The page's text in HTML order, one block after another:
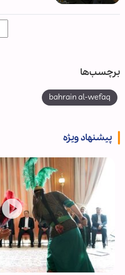
برچسب‌ها
bahrain al-wefaq
پیشنهاد ویژه